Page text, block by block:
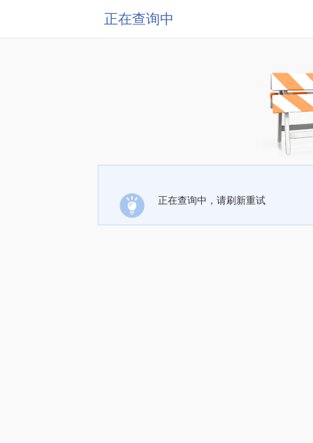
正在查询中
正在查询中，请刷新重试